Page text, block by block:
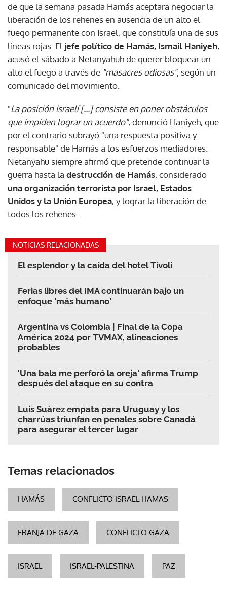
de que la semana pasada Hamás aceptara negociar la
liberación de los rehenes en ausencia de un alto el
fuego permanente con Israel, que constituía una de sus
líneas rojas. El jefe político de Hamás, Ismail Haniyeh,
acusó el sábado a Netanyahuh de querer bloquear un
alto el fuego a través de "masacres odiosas", según un
comunicado del movimiento.
"La posición israelí [...] consiste en poner obstáculos
que impiden lograr un acuerdo", denunció Haniyeh, que
por el contrario subrayó "una respuesta positiva y
responsable" de Hamás a los esfuerzos mediadores.
Netanyahu siempre afirmó que pretende continuar la
guerra hasta la destrucción de Hamás, considerado
una organización terrorista por Israel, Estados
Unidos y la Unión Europea, y lograr la liberación de
todos los rehenes.
NOTICIAS RELACIONADAS
El esplendor y la caída del hotel Tívoli
Ferias libres del IMA continuarán bajo un
enfoque 'más humano'
Argentina vs Colombia | Final de la Copa
América 2024 por TVMAX, alineaciones
probables
'Una bala me perforó la oreja' afirma Trump
después del ataque en su contra
Luis Suárez empata para Uruguay y los
charrúas triunfan en penales sobre Canadá
para asegurar el tercer lugar
Temas relacionados
HAMÁS CONFLICTO ISRAEL HAMAS
FRANJA DE GAZA CONFLICTO GAZA
ISRAEL ISRAEL-PALESTINA PAZ